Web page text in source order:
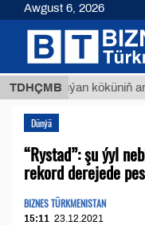
TDHÇMB
Buýan köküniň
Dünýä
“Rystad”: şu ýyl
rekord derejede
BIZNES TÜRKMENISTAN
15:11 23.12.2021
Awgust 6, 2026